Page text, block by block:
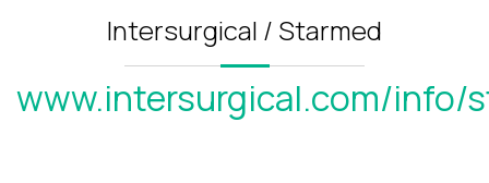
Intersurgical / Starmed
www.intersurgical.com/info/